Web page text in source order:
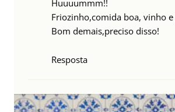
Huuuummm!!
Friozinho,comida boa, vinho
Bom demais,preciso disso!
Resposta